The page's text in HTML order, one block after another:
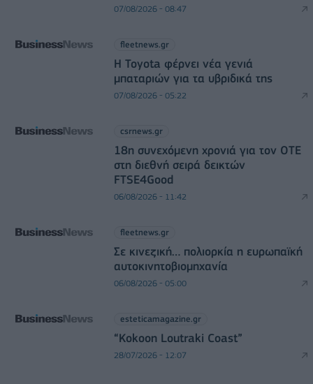
07/08/2026 - 08:47
fleetnews.gr
Η Toyota φέρνει νέα γενιά
μπαταριών για τα υβριδικά της
07/08/2026 - 05:22
csrnews.gr
18η συνεχόμενη χρονιά για τον ΟΤΕ
στη διεθνή σειρά δεικτών
FTSE4Good
06/08/2026 - 11:42
fleetnews.gr
Σε κινεζική… πολιορκία η ευρωπαϊκή
αυτοκινητοβιομηχανία
06/08/2026 - 05:00
esteticamagazine.gr
“Kokoon Loutraki Coast”
28/07/2026 - 12:07